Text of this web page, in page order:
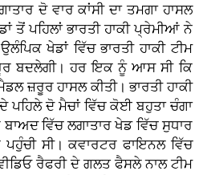
ਦੋ ਵਾਰ ਕਾਂਸੀ ਦਾ ਤਮਗਾ ਹਾਸਲ
ਤੋਂ ਪਹਿਲਾਂ ਭਾਰਤੀ ਹਾਕੀ ਪ੍ਰੇਮੀਆਂ ਨੇ
ਖੇਡਾਂ ਵਿੱਚ ਭਾਰਤੀ ਹਾਕੀ ਟੀਮ
ਬਦਲੇਗੀ। ਹਰ ਇਕ ਨੂੰ ਆਸ ਸੀ ਕਿ
ਜ਼ਰੂਰ ਹਾਸਲ ਕੀਤੀ। ਭਾਰਤੀ ਹਾਕੀ
ਪਹਿਲੇ ਦੋ ਮੈਚਾਂ ਵਿੱਚ ਕੋਈ ਬਹੁਤਾ ਚੰਗਾ
ਵਿੱਚ ਲਗਾਤਾਰ ਖੇਡ ਵਿੱਚ ਸੁਧਾਰ
ਸੀ। ਕਵਾਰਟਰ ਫਾਇਨਲ ਵਿੱਚ
ਰੈਫਰੀ ਦੇ ਗਲਤ ਫੈਸਲੇ ਨਾਲ ਟੀਮ